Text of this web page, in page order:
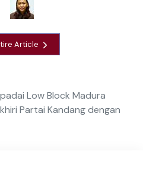
Article
Low Block Madura
Partai Kandang dengan